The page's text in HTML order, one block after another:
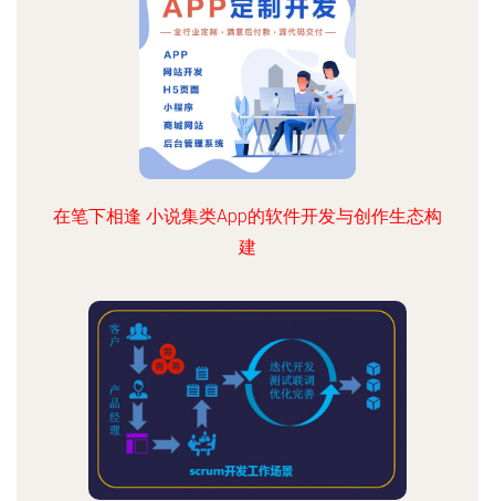
在笔下相逢 小说集类App的软件开发与创作生态构
建